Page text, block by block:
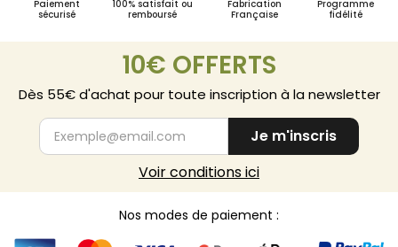
Paiement
sécurisé
100% satisfait ou
remboursé
Fabrication
Française
Programme
fidélité
10€ OFFERTS
Dès 55€ d'achat pour toute inscription à la newsletter
Je m'inscris
Voir conditions ici
Nos modes de paiement :